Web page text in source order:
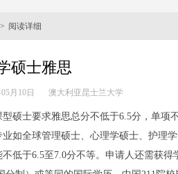
> 阅读详细
硕士雅思
月10日 澳大利亚昆士兰大学
型硕士要求雅思总分不低于6.5分，单项
如全球管理硕士、心理学硕士、护理
低于6.5至7.0分不等。申请人还需获